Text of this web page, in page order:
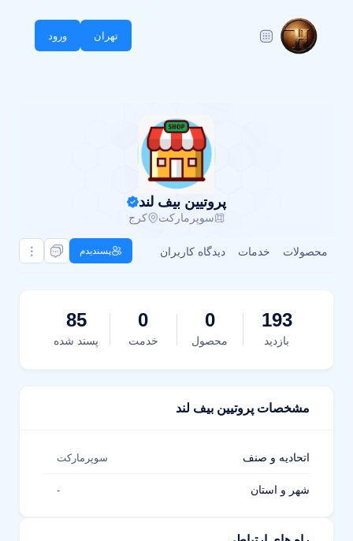
تهران ورود
پروتیین بیف لند
سوپرمارکت کرج
محصولات خدمات دیدگاه کاربران پسندیدم
193
بازدید
0
محصول
0
خدمت
85
پسند شده
مشخصات پروتیین بیف لند
اتحادیه و صنف سوپرمارکت
شهر و استان -